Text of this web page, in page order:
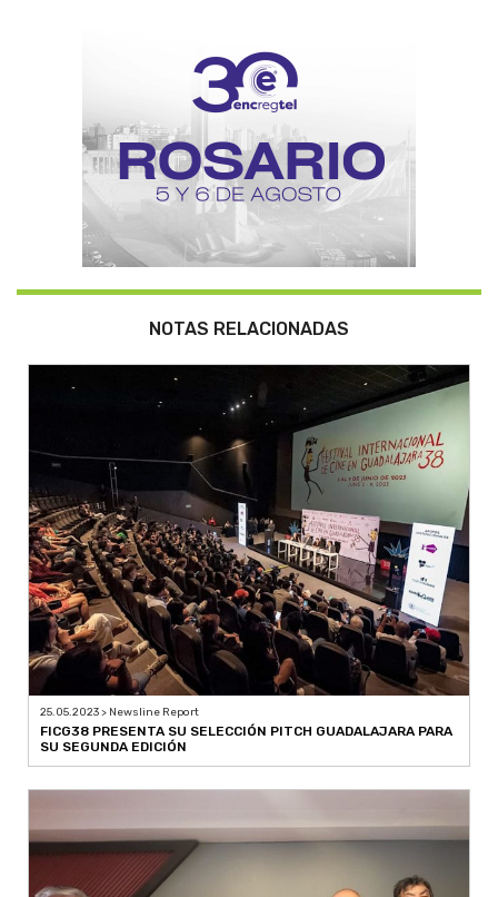
NOTAS RELACIONADAS
25.05.2023 > Newsline Report
FICG38 PRESENTA SU SELECCIÓN PITCH GUADALAJARA PARA
SU SEGUNDA EDICIÓN